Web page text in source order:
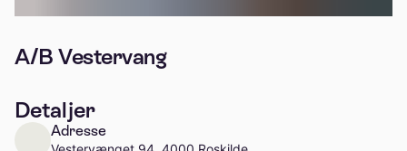
A/B Vestervang
Detaljer
Adresse